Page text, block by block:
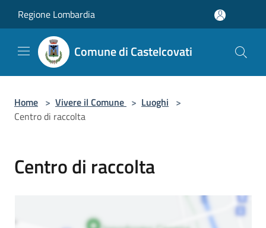
Regione Lombardia
Comune di Castelcovati
Home > Vivere il Comune > Luoghi >
Centro di raccolta
Centro di raccolta